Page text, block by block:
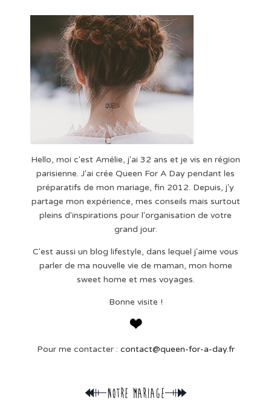
Hello, moi c'est Amélie, j'ai 32 ans et je vis en région
parisienne. J'ai crée Queen For A Day pendant les
préparatifs de mon mariage, fin 2012. Depuis, j'y
partage mon expérience, mes conseils mais surtout
pleins d'inspirations pour l'organisation de votre
grand jour.
C'est aussi un blog lifestyle, dans lequel j'aime vous
parler de ma nouvelle vie de maman, mon home
sweet home et mes voyages.
Bonne visite !
Pour me contacter : contact@queen-for-a-day.fr